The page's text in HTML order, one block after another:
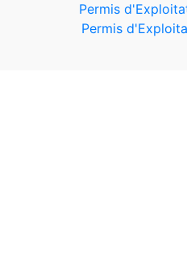
Permis
Permis